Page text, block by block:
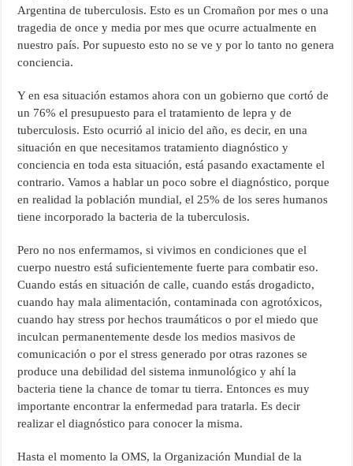
Argentina de tuberculosis. Esto es un Cromañon por mes o una
tragedia de once y media por mes que ocurre actualmente en
nuestro país. Por supuesto esto no se ve y por lo tanto no genera
conciencia.
Y en esa situación estamos ahora con un gobierno que cortó de
un 76% el presupuesto para el tratamiento de lepra y de
tuberculosis. Esto ocurrió al inicio del año, es decir, en una
situación en que necesitamos tratamiento diagnóstico y
conciencia en toda esta situación, está pasando exactamente el
contrario. Vamos a hablar un poco sobre el diagnóstico, porque
en realidad la población mundial, el 25% de los seres humanos
tiene incorporado la bacteria de la tuberculosis.
Pero no nos enfermamos, si vivimos en condiciones que el
cuerpo nuestro está suficientemente fuerte para combatir eso.
Cuando estás en situación de calle, cuando estás drogadicto,
cuando hay mala alimentación, contaminada con agrotóxicos,
cuando hay stress por hechos traumáticos o por el miedo que
inculcan permanentemente desde los medios masivos de
comunicación o por el stress generado por otras razones se
produce una debilidad del sistema inmunológico y ahí la
bacteria tiene la chance de tomar tu tierra. Entonces es muy
importante encontrar la enfermedad para tratarla. Es decir
realizar el diagnóstico para conocer la misma.
Hasta el momento la OMS, la Organización Mundial de la